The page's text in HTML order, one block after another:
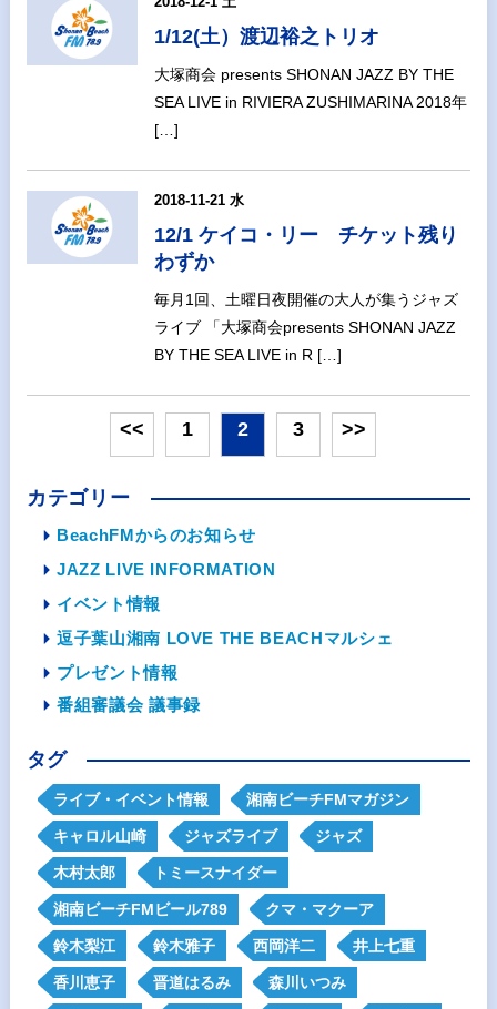
1/12(土）渡辺裕之トリオ
大塚商会 presents SHONAN JAZZ BY THE
SEA LIVE in RIVIERA ZUSHIMARINA 2018年
[…]
2018-11-21 水
12/1 ケイコ・リー チケット残り
わずか
毎月1回、土曜日夜開催の大人が集うジャズ
ライブ 「大塚商会presents SHONAN JAZZ
BY THE SEA LIVE in R […]
<< 1 2 3 >>
カテゴリー
BeachFMからのお知らせ
JAZZ LIVE INFORMATION
イベント情報
逗子葉山湘南 LOVE THE BEACHマルシェ
プレゼント情報
番組審議会 議事録
タグ
ライブ・イベント情報 湘南ビーチFMマガジン
キャロル山崎 ジャズライブ ジャズ
木村太郎 トミースナイダー
湘南ビーチFMビール789 クマ・マクーア
鈴木梨江 鈴木雅子 西岡洋二 井上七重
香川恵子 晋道はるみ 森川いつみ